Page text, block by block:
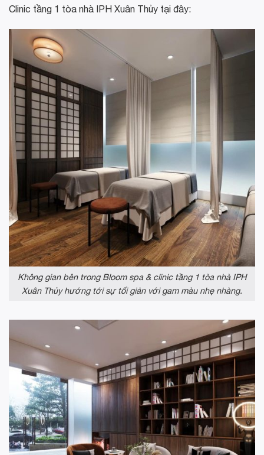
Clinic tầng 1 tòa nhà IPH Xuân Thủy tại đây:
Không gian bên trong Bloom spa & clinic tầng 1 tòa nhà IPH
Xuân Thủy hướng tới sự tối giản với gam màu nhẹ nhàng.